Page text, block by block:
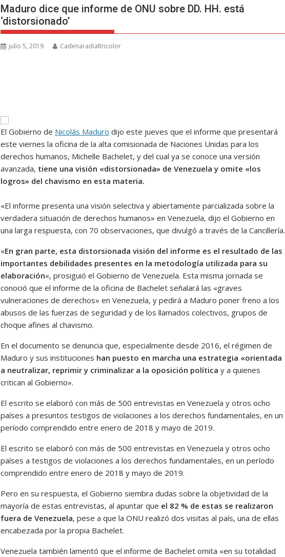
Maduro dice que informe de ONU sobre DD. HH. está
‘distorsionado’
julio 5, 2019 Cadenaradialtricolor
El Gobierno de Nicolás Maduro dijo este jueves que el informe que presentará
este viernes la oficina de la alta comisionada de Naciones Unidas para los
derechos humanos, Michelle Bachelet, y del cual ya se conoce una versión
avanzada, tiene una visión «distorsionada» de Venezuela y omite «los
logros» del chavismo en esta materia.
«El informe presenta una visión selectiva y abiertamente parcializada sobre la
verdadera situación de derechos humanos» en Venezuela, dijo el Gobierno en
una larga respuesta, con 70 observaciones, que divulgó a través de la Cancillería.
«En gran parte, esta distorsionada visión del informe es el resultado de las
importantes debilidades presentes en la metodología utilizada para su
elaboración«, prosiguió el Gobierno de Venezuela. Esta misma jornada se
conoció que el informe de la oficina de Bachelet señalará las «graves
vulneraciones de derechos» en Venezuela, y pedirá a Maduro poner freno a los
abusos de las fuerzas de seguridad y de los llamados colectivos, grupos de
choque afines al chavismo.
En el documento se denuncia que, especialmente desde 2016, el régimen de
Maduro y sus instituciones han puesto en marcha una estrategia «orientada
a neutralizar, reprimir y criminalizar a la oposición política y a quienes
critican al Gobierno».
El escrito se elaboró con más de 500 entrevistas en Venezuela y otros ocho
países a presuntos testigos de violaciones a los derechos fundamentales, en un
período comprendido entre enero de 2018 y mayo de 2019.
El escrito se elaboró con más de 500 entrevistas en Venezuela y otros ocho
países a testigos de violaciones a los derechos fundamentales, en un período
comprendido entre enero de 2018 y mayo de 2019.
Pero en su respuesta, el Gobierno siembra dudas sobre la objetividad de la
mayoría de estas entrevistas, al apuntar que el 82 % de estas se realizaron
fuera de Venezuela, pese a que la ONU realizó dos visitas al país, una de ellas
encabezada por la propia Bachelet.
Venezuela también lamentó que el informe de Bachelet omita «en su totalidad